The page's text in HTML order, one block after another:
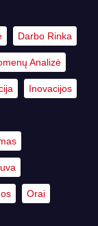
Darbo Rinka
Analizė
Inovacijos
Orai